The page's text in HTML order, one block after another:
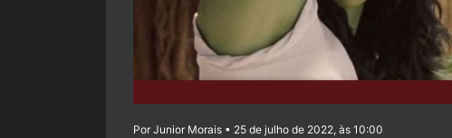
Por Junior Morais • 25 de julho de 2022, às 10:00